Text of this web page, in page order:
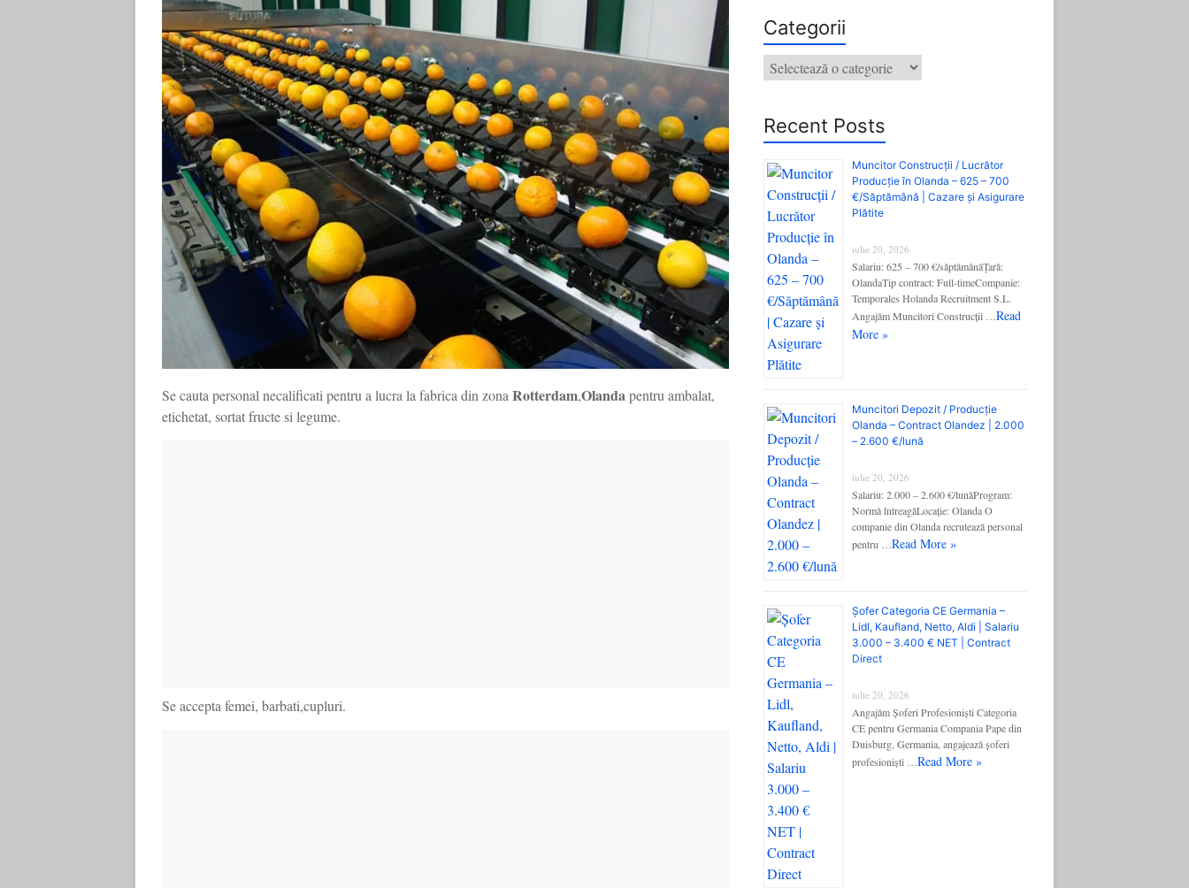
Se cauta personal necalificati pentru a lucra la fabrica din zona Rotterdam,Olandapentru ambalat,
etichetat, sortat fructe si legume.
Se accepta femei, barbati,cupluri.
Categorii
Categorii
Recent Posts
Muncitor Construcții / Lucrător
Producție în Olanda – 625 – 700
€/Săptămână | Cazare și Asigurare
Plătite
iulie 20, 2026
Salariu: 625 – 700 €/săptămânăȚară:
OlandaTip contract: Full-timeCompanie:
Temporales Holanda Recruitment S.L.
Angajăm Muncitori Construcții … Read
More »
Muncitori Depozit / Producție
Olanda – Contract Olandez | 2.000
– 2.600 €/lună
iulie 20, 2026
Salariu: 2.000 – 2.600 €/lunăProgram:
Normă întreagăLocație: Olanda O
companie din Olanda recrutează personal
pentru … Read More »
Șofer Categoria CE Germania –
Lidl, Kaufland, Netto, Aldi | Salariu
3.000 – 3.400 € NET | Contract
Direct
iulie 20, 2026
Angajăm Șoferi Profesioniști Categoria
CE pentru Germania Compania Pape din
Duisburg, Germania, angajează șoferi
profesioniști … Read More »